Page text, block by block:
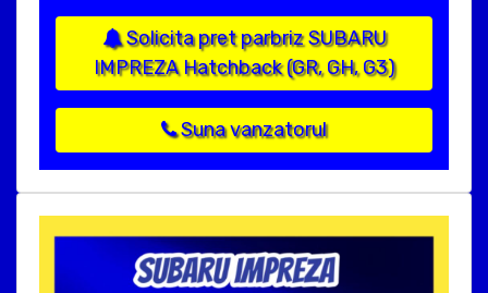
Solicita pret parbriz SUBARU
IMPREZA Hatchback (GR, GH, G3)
Suna vanzatorul